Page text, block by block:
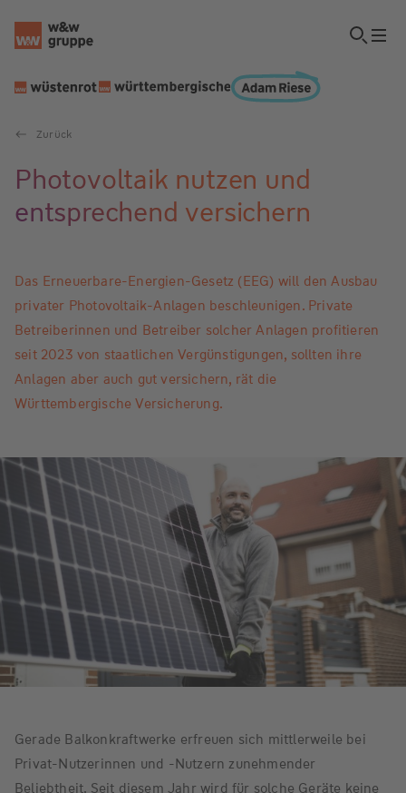
Zurück
Photovoltaik nutzen und
entsprechend versichern
Das Erneuerbare-Energien-Gesetz (EEG) will den Ausbau
privater Photovoltaik-Anlagen beschleunigen. Private
Betreiberinnen und Betreiber solcher Anlagen profitieren
seit 2023 von staatlichen Vergünstigungen, sollten ihre
Anlagen aber auch gut versichern, rät die
Württembergische Versicherung.
Gerade Balkonkraftwerke erfreuen sich mittlerweile bei
Privat-Nutzerinnen und -Nutzern zunehmender
Beliebtheit. Seit diesem Jahr wird für solche Geräte keine